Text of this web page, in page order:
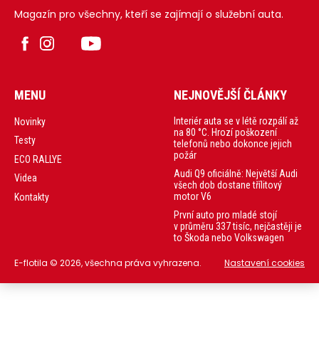
Magazín pro všechny, kteří se zajímají o služební auta.
MENU
Novinky
Testy
ECO RALLYE
Videa
Kontakty
NEJNOVĚJŠÍ ČLÁNKY
Interiér auta se v létě rozpálí až
na 80 °C. Hrozí poškození
telefonů nebo dokonce jejich
požár
Audi Q9 oficiálně: Největší Audi
všech dob dostane třílitový
motor V6
První auto pro mladé stojí
v průměru 337 tisíc, nejčastěji je
to Škoda nebo Volkswagen
E-flotila © 2026, všechna práva vyhrazena. Nastavení cookies